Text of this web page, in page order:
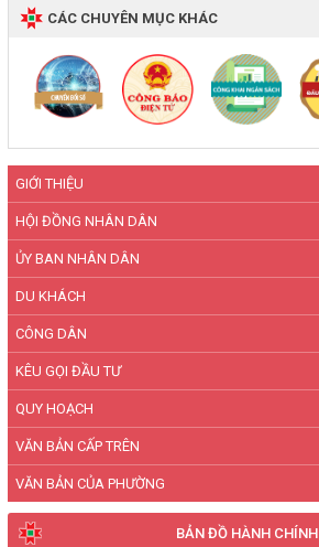
GIỚI THIỆU
HỘI ĐỒNG NHÂN DÂN
ỦY BAN NHÂN DÂN
DU KHÁCH
CÔNG DÂN
KÊU GỌI ĐẦU TƯ
QUY HOẠCH
VĂN BẢN CẤP TRÊN
VĂN BẢN CỦA PHƯỜNG
BẢN ĐỒ HÀNH CHÍNH
CÁC CHUYÊN MỤC KHÁC